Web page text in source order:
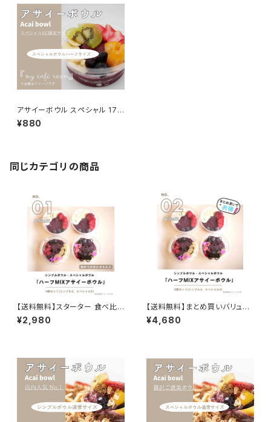
アサイーボウル スペシャル 170
g（ハーフ）
¥880
同じカテゴリの商品
【送料無料】スターター 食べ比
べ（ハーフMIX×4個）
¥2,980
【送料無料】まとめ買いバリュー
セット（ハーフMIX×8個）
¥4,680